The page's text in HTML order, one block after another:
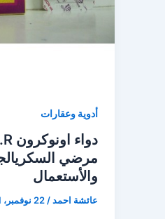
أدوية وعقارات
مرضي
والأستعمال
عائشة احمد/22 نوفمبر، 2021